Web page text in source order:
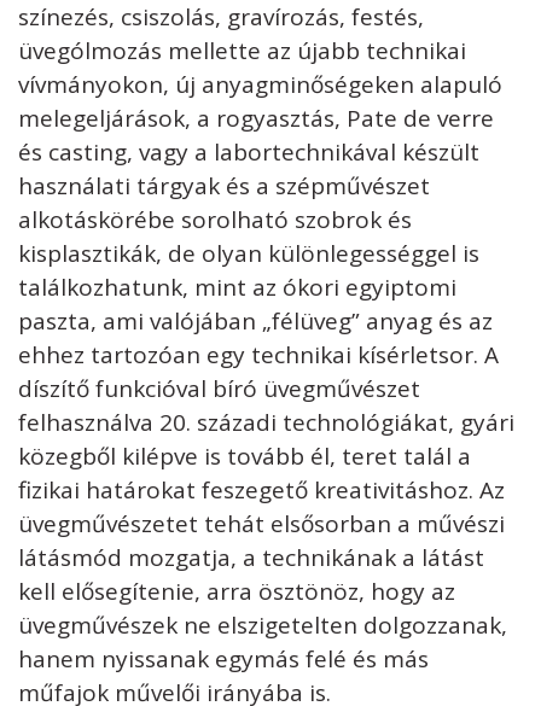
színezés, csiszolás, gravírozás, festés,
üvególmozás mellette az újabb technikai
vívmányokon, új anyagminőségeken alapuló
melegeljárások, a rogyasztás, Pate de verre
és casting, vagy a labortechnikával készült
használati tárgyak és a szépművészet
alkotáskörébe sorolható szobrok és
kisplasztikák, de olyan különlegességgel is
találkozhatunk, mint az ókori egyiptomi
paszta, ami valójában „félüveg” anyag és az
ehhez tartozóan egy technikai kísérletsor. A
díszítő funkcióval bíró üvegművészet
felhasználva 20. századi technológiákat, gyári
közegből kilépve is tovább él, teret talál a
fizikai határokat feszegető kreativitáshoz. Az
üvegművészetet tehát elsősorban a művészi
látásmód mozgatja, a technikának a látást
kell elősegítenie, arra ösztönöz, hogy az
üvegművészek ne elszigetelten dolgozzanak,
hanem nyissanak egymás felé és más
műfajok művelői irányába is.